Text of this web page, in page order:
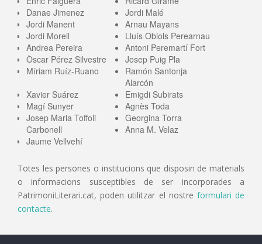
Danae Jimenez
Jordi Malé
Jordi Manent
Arnau Mayans
Jordi Morell
Lluís Obiols Perearnau
Andrea Pereira
Antoni Peremartí Fort
Òscar Pérez Silvestre
Josep Puig Pla
Míriam Ruíz-Ruano
Ramón Santonja
Alarcón
Xavier Suárez
Emigdi Subirats
Magí Sunyer
Agnès Toda
Josep Maria Toffoli
Carbonell
Georgina Torra
Anna M. Velaz
Jaume Vellvehí
Totes les persones o institucions que disposin de materials
o informacions susceptibles de ser incorporades a
PatrimoniLiterari.cat, poden utilitzar el nostre formulari de
contacte.